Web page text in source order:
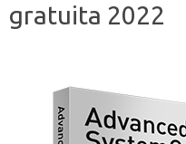
gratuita 2022